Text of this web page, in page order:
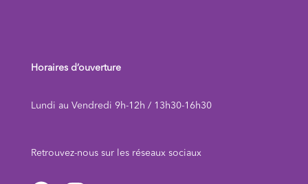
Horaires d’ouverture
Lundi au Vendredi 9h-12h / 13h30-16h30
Retrouvez-nous sur les réseaux sociaux